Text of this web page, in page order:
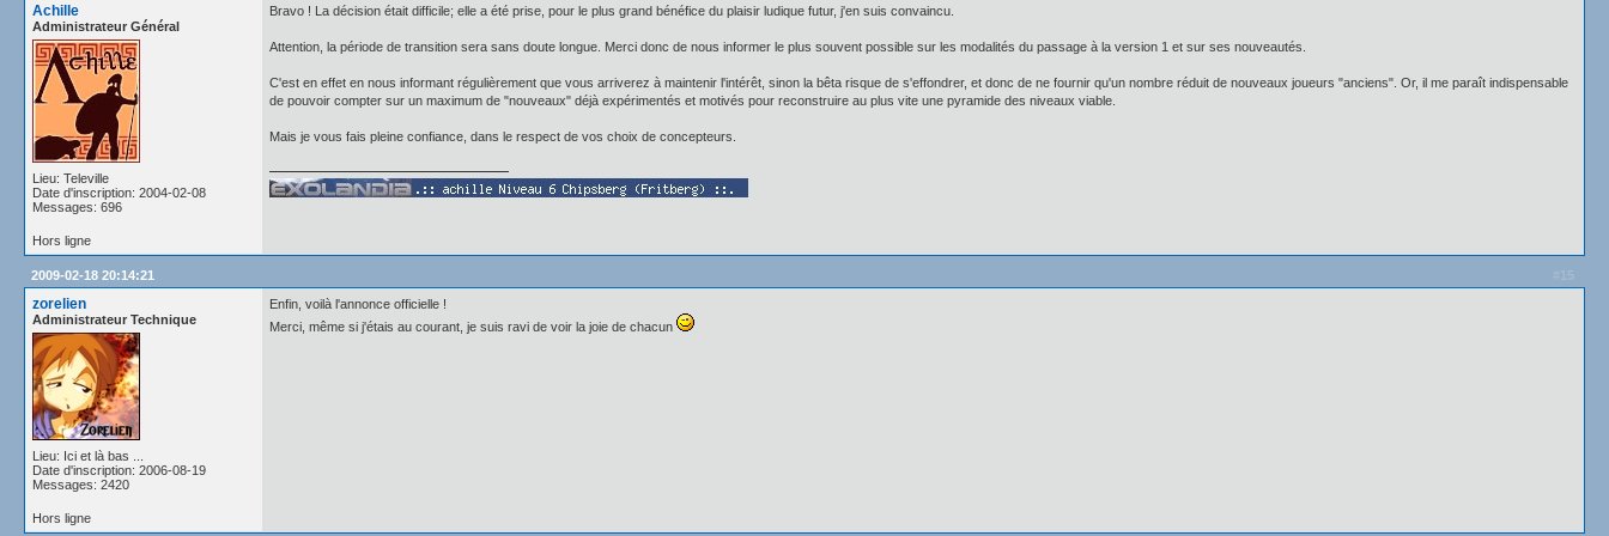
Achille
Administrateur Général
Lieu: Televille
Date d'inscription: 2004-02-08
Messages: 696
Bravo ! La décision était difficile; elle a été prise, pour le plus grand bénéfice du plaisir ludique futur, j'en suis convaincu.
Attention, la période de transition sera sans doute longue. Merci donc de nous informer le plus souvent possible sur les modalités du passage à la version 1 et sur ses nouveautés.
C'est en effet en nous informant régulièrement que vous arriverez à maintenir l'intérêt, sinon la bêta risque de s'effondrer, et donc de ne fournir qu'un nombre réduit de nouveaux joueurs "anciens". Or, il me paraît indispensable
de pouvoir compter sur un maximum de "nouveaux" déjà expérimentés et motivés pour reconstruire au plus vite une pyramide des niveaux viable.
Mais je vous fais pleine confiance, dans le respect de vos choix de concepteurs.
Hors ligne
#15
2009-02-18 20:14:21
zorelien
Administrateur Technique
Lieu: Ici et là bas ...
Date d'inscription: 2006-08-19
Messages: 2420
Enfin, voilà l'annonce officielle !
Merci, même si j'étais au courant, je suis ravi de voir la joie de chacun
Hors ligne